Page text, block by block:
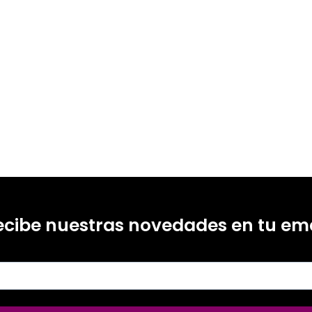
nuestras novedades en tu